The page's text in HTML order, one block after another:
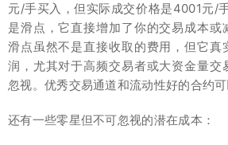
元/手买入，但实际成交价格是4001元/
是滑点，它直接增加了你的交易成本或
滑点虽然不是直接收取的费用，但它真
润，尤其对于高频交易者或大资金量交
忽视。优秀交易通道和流动性好的合约可
还有一些零星但不可忽视的潜在成本：